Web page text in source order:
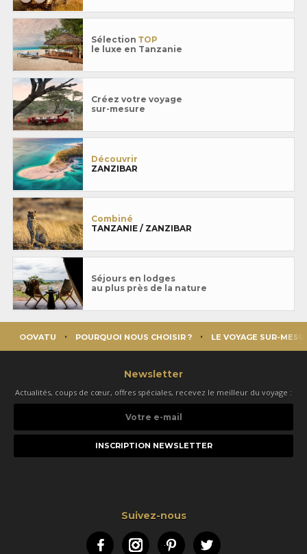
Sélection TOP
le luxe en Tanzanie
Créez votre voyage
sur-mesure
Découvrir
ZANZIBAR
Combiné
TANZANIE / ZANZIBAR
Séjours en lodges
au plus près de la nature
OOVATU POURQUOI NOUS CHOISIR ? LE VOYAGE SUR-
Newsletter
Actualités, coups de cœur, offres spéciales, recevez le meilleur du voyage :
e-
Suivez-nous
FacebookInstagramPinterestTwitter